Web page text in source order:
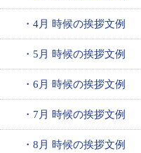
・4月 時候の挨拶文例
・5月 時候の挨拶文例
・6月 時候の挨拶文例
・7月 時候の挨拶文例
・8月 時候の挨拶文例